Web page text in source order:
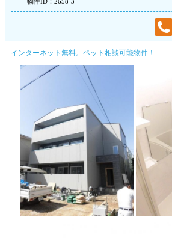
インターネット無料。ペット相談可能物件！